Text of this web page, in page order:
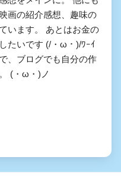
画の紹介感想、趣味の
います。 あとはお金の
たいです (/・ω・)/ﾜｰｲ
、ブログでも自分の作
(・ω・)ノ